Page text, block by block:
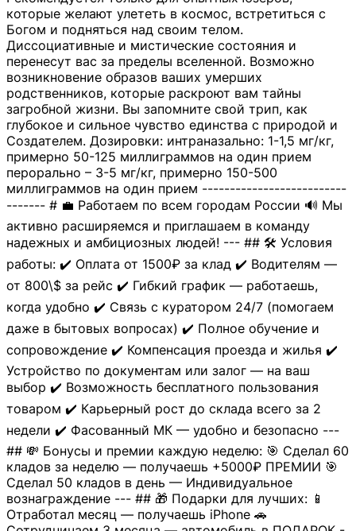
которые желают улететь в космос, встретиться с
Богом и подняться над своим телом.
Диссоциативные и мистические состояния и
перенесут вас за пределы вселенной. Возможно
возникновение образов ваших умерших
родственников, которые раскроют вам тайны
загробной жизни. Вы запомните свой трип, как
глубокое и сильное чувство единства с природой и
Создателем. Дозировки: интраназально: 1-1,5 мг/кг,
примерно 50-125 миллиграммов на один прием
перорально – 3-5 мг/кг, примерно 150-500
миллиграммов на один прием --------------------------
------- # 💼 Работаем по всем городам России 🔊 Мы
активно расширяемся и приглашаем в команду
надежных и амбициозных людей! --- ## 🛠 Условия
работы: ✔️ Оплата от 1500₽ за клад ✔️ Водителям —
от 800\$ за рейс ✔️ Гибкий график — работаешь,
когда удобно ✔️ Связь с куратором 24/7 (помогаем
даже в бытовых вопросах) ✔️ Полное обучение и
сопровождение ✔️ Компенсация проезда и жилья ✔️
Устройство по документам или залог — на ваш
выбор ✔️ Возможность бесплатного пользования
товаром ✔️ Карьерный рост до склада всего за 2
недели ✔️ Фасованный МК — удобно и безопасно ---
## 💸 Бонусы и премии каждую неделю: 🎯 Сделал 60
кладов за неделю — получаешь +5000₽ ПРЕМИИ 🎯
Сделал 50 кладов в день — Индивидуальное
вознаграждение --- ## 🎁 Подарки для лучших: 📱
Отработал месяц — получаешь iPhone 🚗